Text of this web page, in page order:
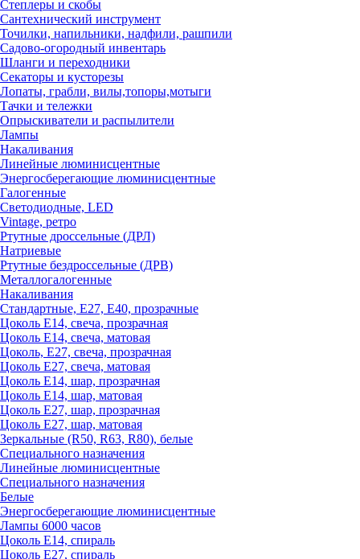
Степлеры и скобы
Сантехнический инструмент
Точилки, напильники, надфили, рашпили
Садово-огородный инвентарь
Шланги и переходники
Секаторы и кусторезы
Лопаты, грабли, вилы,топоры,мотыги
Тачки и тележки
Опрыскиватели и распылители
Лампы
Накаливания
Линейные люминисцентные
Энергосберегающие люминисцентные
Галогенные
Светодиодные, LED
Vintage, ретро
Ртутные дроссельные (ДРЛ)
Натриевые
Ртутные бездроссельные (ДРВ)
Металлогалогенные
Накаливания
Стандартные, Е27, Е40, прозрачные
Цоколь Е14, свеча, прозрачная
Цоколь Е14, свеча, матовая
Цоколь, Е27, свеча, прозрачная
Цоколь Е27, свеча, матовая
Цоколь Е14, шар, прозрачная
Цоколь Е14, шар, матовая
Цоколь Е27, шар, прозрачная
Цоколь Е27, шар, матовая
Зеркальные (R50, R63, R80), белые
Специального назначения
Линейные люминисцентные
Специального назначения
Белые
Энергосберегающие люминисцентные
Лампы 6000 часов
Цоколь Е14, спираль
Цоколь Е27, спираль